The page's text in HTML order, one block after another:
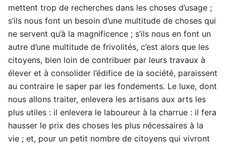
mettent trop de recherches dans les choses d’usage ;
s’ils nous font un besoin d’une multitude de choses qui
ne servent qu’à la magnificence ; s’ils nous en font un
autre d’une multitude de frivolités, c’est alors que les
citoyens, bien loin de contribuer par leurs travaux à
élever et à consolider l’édifice de la société, paraissent
au contraire le saper par les fondements. Le luxe, dont
nous allons traiter, enlevera les artisans aux arts les
plus utiles : il enlevera le laboureur à la charrue : il fera
hausser le prix des choses les plus nécessaires à la
vie ; et, pour un petit nombre de citoyens qui vivront